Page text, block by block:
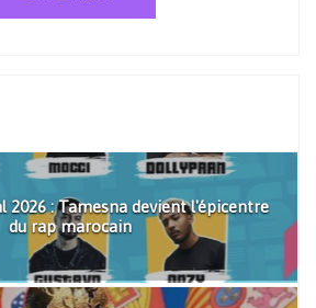
2026 : Tamesna devient l'épicentre
du rap marocain